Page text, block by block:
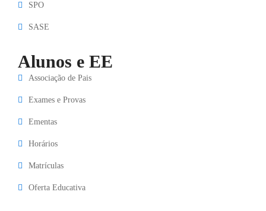
SPO
SASE
Alunos e EE
Associação de Pais
Exames e Provas
Ementas
Horários
Matrículas
Oferta Educativa